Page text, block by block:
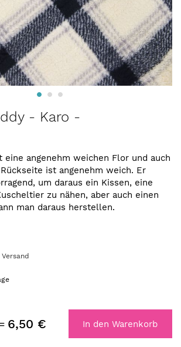
- Karo -
eine angenehm weichen Flor und auch
ist angenehm weich. Er
um daraus ein Kissen, eine
zu nähen, aber auch einen
man daraus herstellen.
Versand
6,50 € In den Warenkorb